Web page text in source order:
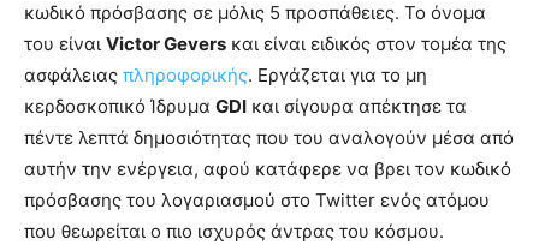
κωδικό πρόσβασης σε μόλις 5 προσπάθειες. Το όνομα
του είναι Victor Gevers και είναι ειδικός στον τομέα της
ασφάλειας πληροφορικής. Εργάζεται για το μη
κερδοσκοπικό Ίδρυμα GDI και σίγουρα απέκτησε τα
πέντε λεπτά δημοσιότητας που του αναλογούν μέσα από
αυτήν την ενέργεια, αφού κατάφερε να βρει τον κωδικό
πρόσβασης του λογαριασμού στο Twitter ενός ατόμου
που θεωρείται ο πιο ισχυρός άντρας του κόσμου.